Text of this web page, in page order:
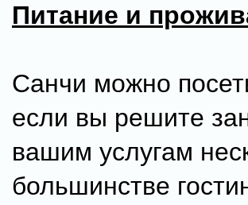
Питание и
Санчи можно
если вы решите
вашим услугам
большинстве